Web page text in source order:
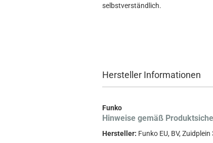
selbstverständlich.
Hersteller Informationen
Funko
Hinweise gemäß
Hersteller: Funko EU, BV,